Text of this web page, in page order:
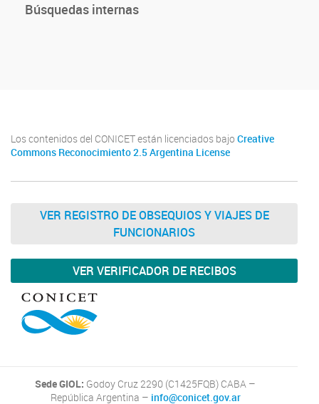
Búsquedas internas
Los contenidos del CONICET están licenciados bajo Creative
Commons Reconocimiento 2.5 Argentina License
VER REGISTRO DE OBSEQUIOS Y VIAJES DE
FUNCIONARIOS
VER VERIFICADOR DE RECIBOS
Sede GIOL: Godoy Cruz 2290 (C1425FQB) CABA –
República Argentina – info@conicet.gov.ar